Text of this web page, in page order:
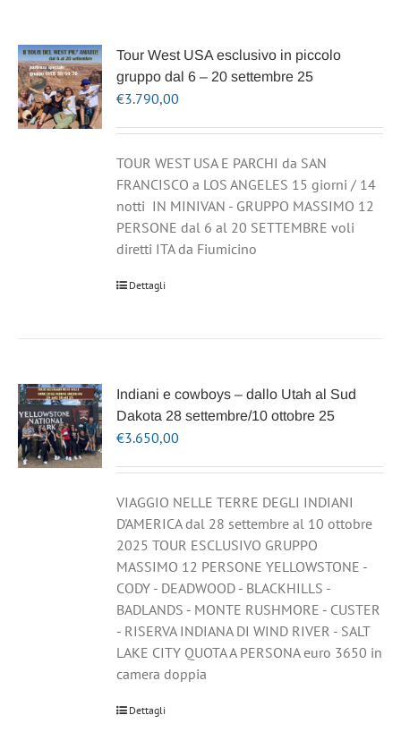
Tour West USA esclusivo in piccolo
gruppo dal 6 – 20 settembre 25
€3.790,00
TOUR WEST USA E PARCHI da SAN
FRANCISCO a LOS ANGELES 15 giorni / 14
notti IN MINIVAN - GRUPPO MASSIMO 12
PERSONE dal 6 al 20 SETTEMBRE voli
diretti ITA da Fiumicino
Dettagli
Indiani e cowboys – dallo Utah al Sud
Dakota 28 settembre/10 ottobre 25
€3.650,00
VIAGGIO NELLE TERRE DEGLI INDIANI
D'AMERICA dal 28 settembre al 10 ottobre
2025 TOUR ESCLUSIVO GRUPPO
MASSIMO 12 PERSONE YELLOWSTONE -
CODY - DEADWOOD - BLACKHILLS -
BADLANDS - MONTE RUSHMORE - CUSTER
- RISERVA INDIANA DI WIND RIVER - SALT
LAKE CITY QUOTA A PERSONA euro 3650 in
camera doppia
Dettagli